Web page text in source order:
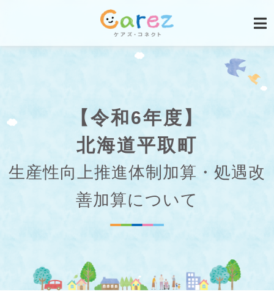
【令和6年度】
北海道平取町
生産性向上推進体制加算・処遇改
善加算について